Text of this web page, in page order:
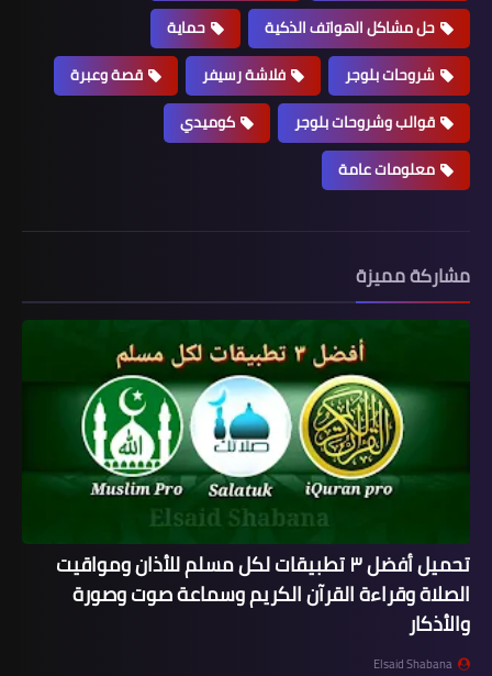
حل مشاكل الهواتف الذكية
حماية
شروحات بلوجر
فلاشة رسيفر
قصة وعبرة
قوالب وشروحات بلوجر
كوميدي
معلومات عامة
مشاركة مميزة
تحميل أفضل ٣ تطبيقات لكل مسلم للأذان ومواقيت
الصلاة وقراءة القرآن الكريم وسماعة صوت وصورة
والأذكار
Elsaid Shabana